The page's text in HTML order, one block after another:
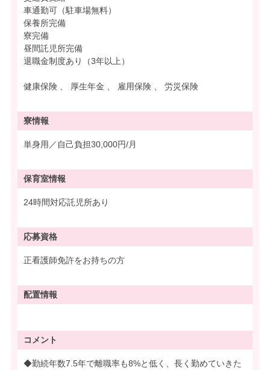
車通勤可（駐車場無料）
保養所完備
寮完備
昼間託児所完備
退職金制度あり（3年以上）
健康保険 、 厚生年金 、 雇用保険 、 労災保険
寮情報
単身用／自己負担30,000円/月
保育室情報
24時間対応託児所あり
応募資格
正看護師免許をお持ちの方
配置情報
コメント
◆勤続年数7.5年で離職率も8%と低く、長く勤めていきた